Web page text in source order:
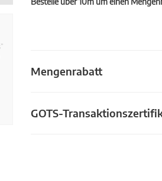
Mengenrabatt
GOTS-